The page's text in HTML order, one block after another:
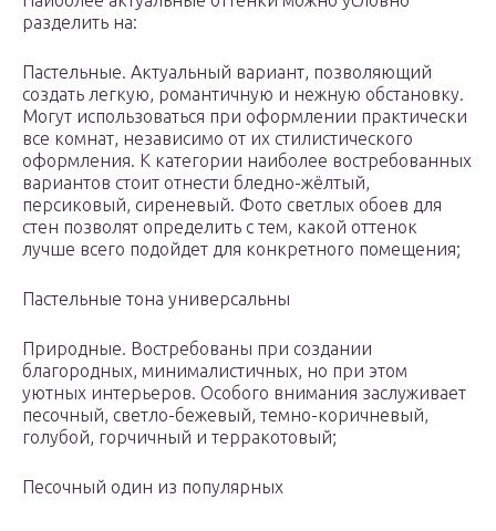
разделить на:
Пастельные. Актуальный вариант, позволяющий
создать легкую, романтичную и нежную обстановку.
Могут использоваться при оформлении практически
все комнат, независимо от их стилистического
оформления. К категории наиболее востребованных
вариантов стоит отнести бледно-жёлтый,
персиковый, сиреневый. Фото светлых обоев для
стен позволят определить с тем, какой оттенок
лучше всего подойдет для конкретного помещения;
Пастельные тона универсальны
Природные. Востребованы при создании
благородных, минималистичных, но при этом
уютных интерьеров. Особого внимания заслуживает
песочный, светло-бежевый, темно-коричневый,
голубой, горчичный и терракотовый;
Песочный один из популярных